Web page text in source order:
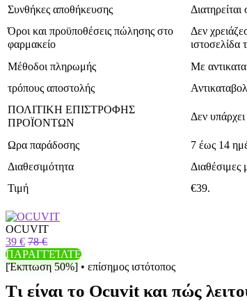
Συνθήκες αποθήκευσης
Όροι και προϋποθέσεις πώλησης στο
φαρμακείο
Δεν
ιστοσελίδα
Μέθοδοι πληρωμής
Με
τρόπους αποστολής
ΠΟΛΙΤΙΚΗ ΕΠΙΣΤΡΟΦΗΣ
ΠΡΟΪΟΝΤΩΝ
Δεν υπάρχει
Ωρα παράδοσης
7 έως 14
Διαθεσιμότητα
Διαθέσιμες
Τιμή
€39.
OCUVIT
39 € 78 €
ΠΑΡΑΓΓΕΊΛΤΕ
[Έκπτωση 50%] • επίσημος ιστότοπος
Τι είναι το Ocuvit και πώς